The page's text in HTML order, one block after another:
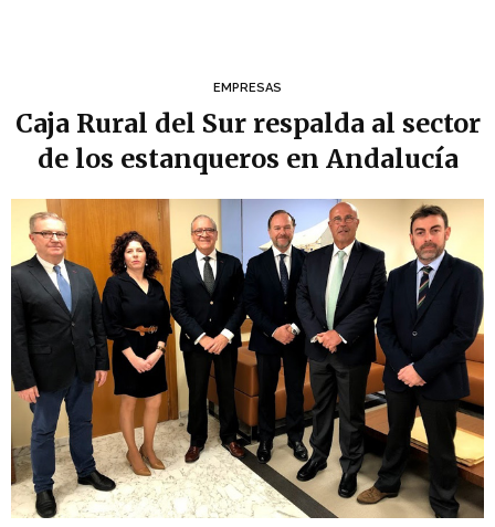
EMPRESAS
Caja Rural del Sur respalda al sector
de los estanqueros en Andalucía